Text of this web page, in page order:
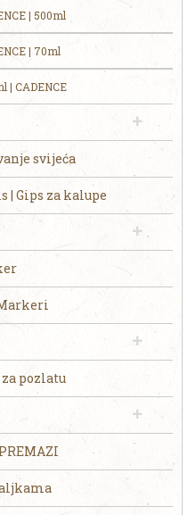
| 500ml
| 70ml
| CADENCE
svijeća
| Gips za kalupe
pozlatu